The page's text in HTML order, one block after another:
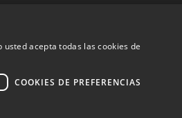
acepta todas las cookies de
COOKIES DE PREFERENCIAS